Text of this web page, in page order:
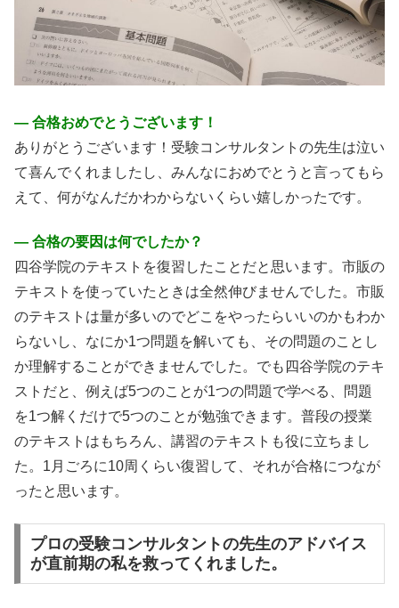
― 合格おめでとうございます！
ありがとうございます！受験コンサルタントの先生は泣い
て喜んでくれましたし、みんなにおめでとうと言ってもら
えて、何がなんだかわからないくらい嬉しかったです。
― 合格の要因は何でしたか？
四谷学院のテキストを復習したことだと思います。市販の
テキストを使っていたときは全然伸びませんでした。市販
のテキストは量が多いのでどこをやったらいいのかもわか
らないし、なにか1つ問題を解いても、その問題のことし
か理解することができませんでした。でも四谷学院のテキ
ストだと、例えば5つのことが1つの問題で学べる、問題
を1つ解くだけで5つのことが勉強できます。普段の授業
のテキストはもちろん、講習のテキストも役に立ちまし
た。1月ごろに10周くらい復習して、それが合格につなが
ったと思います。
プロの受験コンサルタントの先生のアドバイス
が直前期の私を救ってくれました。